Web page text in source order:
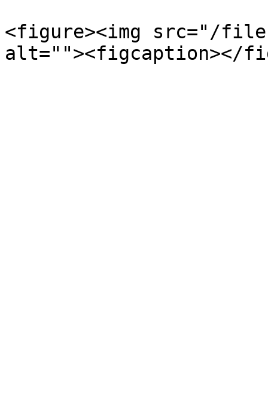
<figure><img src="/files/